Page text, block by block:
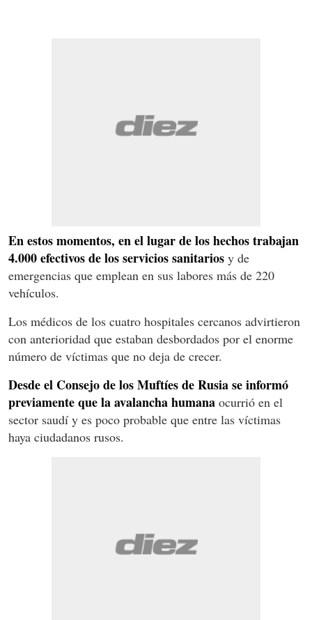
En estos momentos, en el lugar de los hechos trabajan
4.000 efectivos de los servicios sanitarios y de
emergencias que emplean en sus labores más de 220
vehículos.
Los médicos de los cuatro hospitales cercanos advirtieron
con anterioridad que estaban desbordados por el enorme
número de víctimas que no deja de crecer.
Desde el Consejo de los Muftíes de Rusia se informó
previamente que la avalancha humana ocurrió en el
sector saudí y es poco probable que entre las víctimas
haya ciudadanos rusos.